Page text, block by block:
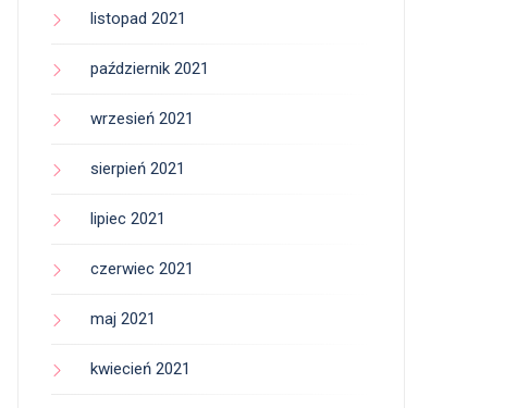
listopad 2021
październik 2021
wrzesień 2021
sierpień 2021
lipiec 2021
czerwiec 2021
maj 2021
kwiecień 2021